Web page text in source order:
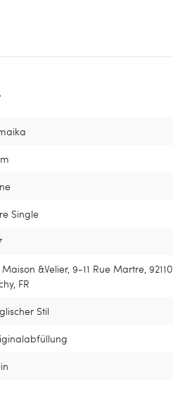
Single
&Velier, 9-11 Rue Martre, 92110
FR
Stil